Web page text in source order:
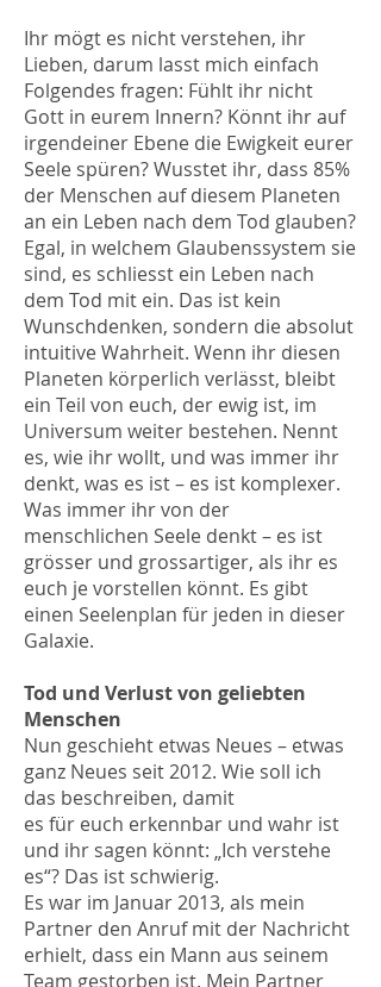
Ihr mögt es nicht verstehen, ihr
Lieben, darum lasst mich einfach
Folgendes fragen: Fühlt ihr nicht
Gott in eurem Innern? Könnt ihr auf
irgendeiner Ebene die Ewigkeit eurer
Seele spüren? Wusstet ihr, dass 85%
der Menschen auf diesem Planeten
an ein Leben nach dem Tod glauben?
Egal, in welchem Glaubenssystem sie
sind, es schliesst ein Leben nach
dem Tod mit ein. Das ist kein
Wunschdenken, sondern die absolut
intuitive Wahrheit. Wenn ihr diesen
Planeten körperlich verlässt, bleibt
ein Teil von euch, der ewig ist, im
Universum weiter bestehen. Nennt
es, wie ihr wollt, und was immer ihr
denkt, was es ist – es ist komplexer.
Was immer ihr von der
menschlichen Seele denkt – es ist
grösser und grossartiger, als ihr es
euch je vorstellen könnt. Es gibt
einen Seelenplan für jeden in dieser
Galaxie.
Tod und Verlust von geliebten
Menschen
Nun geschieht etwas Neues – etwas
ganz Neues seit 2012. Wie soll ich
das beschreiben, damit
es für euch erkennbar und wahr ist
und ihr sagen könnt: „Ich verstehe
es“? Das ist schwierig.
Es war im Januar 2013, als mein
Partner den Anruf mit der Nachricht
erhielt, dass ein Mann aus seinem
Team gestorben ist. Mein Partner